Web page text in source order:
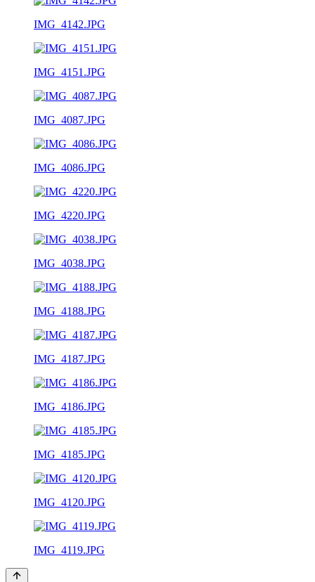
IMG_4142.JPG
IMG_4151.JPG
IMG_4087.JPG
IMG_4086.JPG
IMG_4220.JPG
IMG_4038.JPG
IMG_4188.JPG
IMG_4187.JPG
IMG_4186.JPG
IMG_4185.JPG
IMG_4120.JPG
IMG_4119.JPG